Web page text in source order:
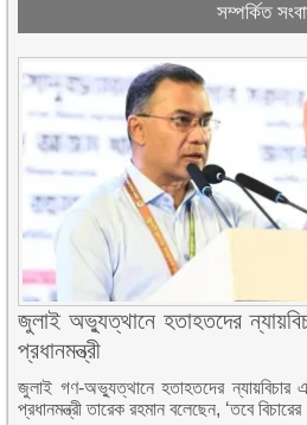
সম্পর্কিত
জুলাই অভ্যুত্থানে হতাহতদের
প্রধানমন্ত্রী
জুলাই গণ-অভ্যুত্থানে হতাহতদের ন্যায়বিচার
প্রধানমন্ত্রী তারেক রহমান বলেছেন, ‘তবে বিচারের